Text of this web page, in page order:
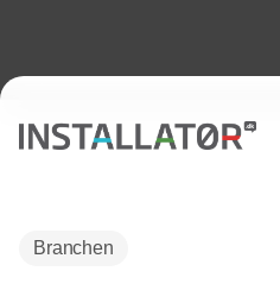
Branchen